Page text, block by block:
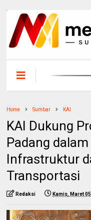
Home Sumbar KAI
KAI Dukung
Padang
Infrastruktur
Transportasi
Redaksi Kamis, Maret